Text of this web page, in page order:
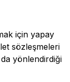
için yapay
sözleşmeleri
yönlendirdiği